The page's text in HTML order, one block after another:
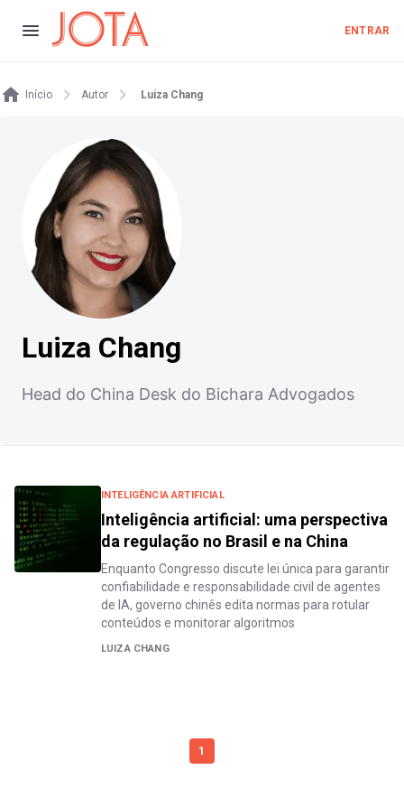
ENTRAR
Início Autor Luiza Chang
Luiza Chang
Head do China Desk do Bichara Advogados
INTELIGÊNCIA ARTIFICIAL
Inteligência artificial: uma perspectiva
da regulação no Brasil e na China
Enquanto Congresso discute lei única para garantir
confiabilidade e responsabilidade civil de agentes
de IA, governo chinês edita normas para rotular
conteúdos e monitorar algoritmos
LUIZA CHANG
1